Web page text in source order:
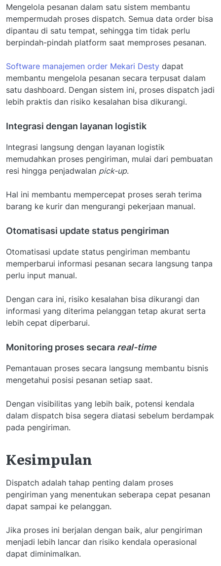
Mengelola pesanan dalam satu sistem membantu
mempermudah proses dispatch. Semua data order bisa
dipantau di satu tempat, sehingga tim tidak perlu
berpindah-pindah platform saat memproses pesanan.
Software manajemen order Mekari Desty dapat
membantu mengelola pesanan secara terpusat dalam
satu dashboard. Dengan sistem ini, proses dispatch jadi
lebih praktis dan risiko kesalahan bisa dikurangi.
Integrasi dengan layanan logistik
Integrasi langsung dengan layanan logistik
memudahkan proses pengiriman, mulai dari pembuatan
resi hingga penjadwalan pick-up.
Hal ini membantu mempercepat proses serah terima
barang ke kurir dan mengurangi pekerjaan manual.
Otomatisasi update status pengiriman
Otomatisasi update status pengiriman membantu
memperbarui informasi pesanan secara langsung tanpa
perlu input manual.
Dengan cara ini, risiko kesalahan bisa dikurangi dan
informasi yang diterima pelanggan tetap akurat serta
lebih cepat diperbarui.
Monitoring proses secara real-time
Pemantauan proses secara langsung membantu bisnis
mengetahui posisi pesanan setiap saat.
Dengan visibilitas yang lebih baik, potensi kendala
dalam dispatch bisa segera diatasi sebelum berdampak
pada pengiriman.
Kesimpulan
Dispatch adalah tahap penting dalam proses
pengiriman yang menentukan seberapa cepat pesanan
dapat sampai ke pelanggan.
Jika proses ini berjalan dengan baik, alur pengiriman
menjadi lebih lancar dan risiko kendala operasional
dapat diminimalkan.